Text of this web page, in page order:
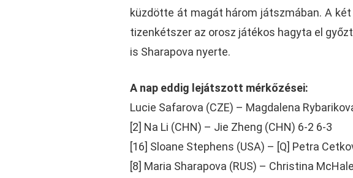
küzdötte át magát három játszmában. A
tizenkétszer az orosz játékos hagyta el
is Sharapova nyerte.
A nap eddig lejátszott mérkőzései:
Lucie Safarova (CZE) – Magdalena
[2] Na Li (CHN) – Jie Zheng (CHN) 6-2 6-3
[16] Sloane Stephens (USA) – [Q] Petra
[8] Maria Sharapova (RUS) – Christina